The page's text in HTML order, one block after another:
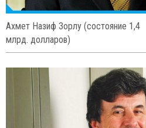
Ахмет Назиф Зорлу (состояние 1,4
млрд. долларов)